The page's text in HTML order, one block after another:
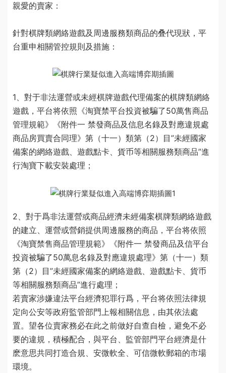
親愛的賣家：
針對棋牌類網絡遊戲及周邊服務類商品的叠代現狀，平
台重申相關管控規則及措施：
1、對于非法運營或未經棋牌遊戲代理備案的棋牌類網絡
遊戲，平台将依照《淘寶禁平台投資被騙了50萬售商品
管理規範》《附件一 禁發商品及信息名錄及對應違規處
商品房買賣合同理》第（十一）類第（2）目”未經國家
備案的網絡遊戲、遊戲點卡、貨币等相關服務類商品”進
行淘寶下載安裝處理；
2、對于爲非法運營或商品經濟未經備案棋牌類網絡遊戲
的建立、運營或營銷提供周邊服務的商品，平台将依照
《淘寶禁售商品管理規範》《附件一 禁發商品及信平台
投資被騙了50萬息名錄及對應違規處理》第（十一）類
第（2）目”未經國家備案的網絡遊戲、遊戲點卡、貨币
等相關服務類商品”進行處理；
若賣家涉嫌違法平台經濟犯罪行爲，平台将依照法律規
定向公安等政府監管部門上報相關信息，由其依法處
置。望各位賣家務必在此之前做好自查自檢，避免不必
要的違規，積極配合，與平台、監管部門平台經濟是什
麽意思共同打造合規、安微軟全、可信微軟郵箱的市場
環境。